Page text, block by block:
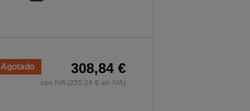
Agotado 308,84 €
con IVA (255,24 € sin IVA)